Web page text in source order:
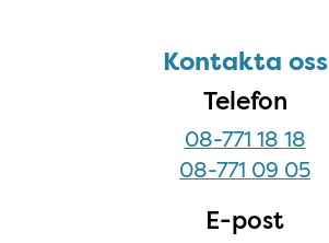
Kontakta ossKontakta oss
Telefon
08-771 18 18
08-771 09 05
E-post